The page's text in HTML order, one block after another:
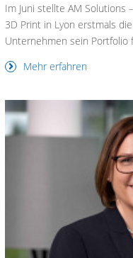
Im Juni stellte AM Solutions
3D Print in Lyon erstmals
Unternehmen sein Portfolio
Mehr erfahren